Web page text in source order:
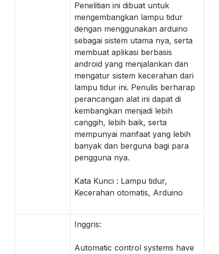
Penelitian ini dibuat untuk
mengembangkan lampu tidur
dengan menggunakan arduino
sebagai sistem utama nya, serta
membuat aplikasi berbasis
android yang menjalankan dan
mengatur sistem kecerahan dari
lampu tidur ini. Penulis berharap
perancangan alat ini dapat di
kembangkan menjadi lebih
canggih, lebih baik, serta
mempunyai manfaat yang lebih
banyak dan berguna bagi para
pengguna nya.
Kata Kunci : Lampu tidur,
Kecerahan otomatis, Arduino
Inggris:
Automatic control systems have